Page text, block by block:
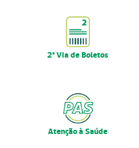
Serviços On-line
Fale Conosco
2ª Via de Boletos
Atenção à Saúde